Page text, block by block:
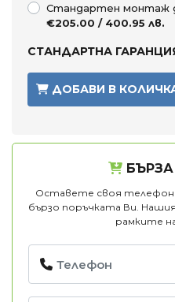
Стандартен монтаж
€205.00 / 400.95 лв.
СТАНДАРТНА
ДОБАВИ В
БЪРЗА
Оставете своя
бързо поръчката Ви.
рамките